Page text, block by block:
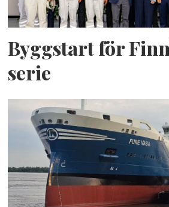
Byggstart för
serie